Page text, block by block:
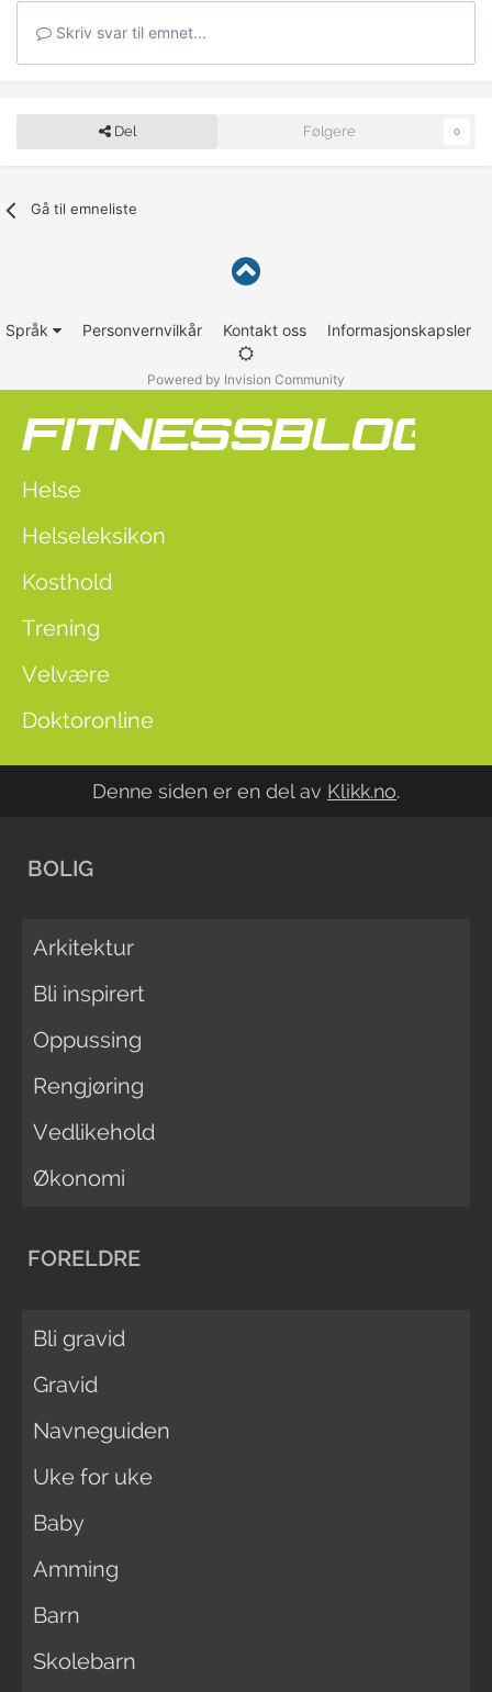
Skriv svar til emnet...
Del Følgere 0
Gå til emneliste
Språk Personvernvilkår Kontakt oss Informasjonskapsler
Powered by Invision Community
Helse
Helseleksikon
Kosthold
Trening
Velvære
Doktoronline
Denne siden er en del av Klikk.no.
BOLIG
Arkitektur
Bli inspirert
Oppussing
Rengjøring
Vedlikehold
Økonomi
FORELDRE
Bli gravid
Gravid
Navneguiden
Uke for uke
Baby
Amming
Barn
Skolebarn